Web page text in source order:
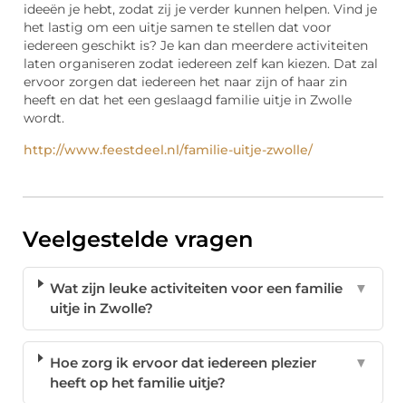
ideeën je hebt, zodat zij je verder kunnen helpen. Vind je
het lastig om een uitje samen te stellen dat voor
iedereen geschikt is? Je kan dan meerdere activiteiten
laten organiseren zodat iedereen zelf kan kiezen. Dat zal
ervoor zorgen dat iedereen het naar zijn of haar zin
heeft en dat het een geslaagd familie uitje in Zwolle
wordt.
http://www.feestdeel.nl/familie-uitje-zwolle/
Veelgestelde vragen
Wat zijn leuke activiteiten voor een familie
uitje in Zwolle?
▼
Hoe zorg ik ervoor dat iedereen plezier
heeft op het familie uitje?
▼